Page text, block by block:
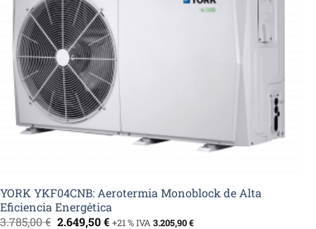
YORK YKF04CNB: Aerotermia Monoblock de Alta
Eficiencia Energética
3.785,00€ El
2.649,50€El
+21 % IVA 3.205,90€